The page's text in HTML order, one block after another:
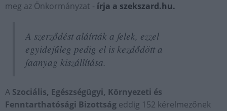
meg az Önkormányzat - írja a szekszard.hu.
A szerződést aláírták a felek, ezzel
egyidejűleg pedig el is kezdődött a
faanyag kiszállítása.
A Szociális, Egészségügyi, Környezeti és
Fenntarthatósági Bizottság eddig 152 kérelmezőnek